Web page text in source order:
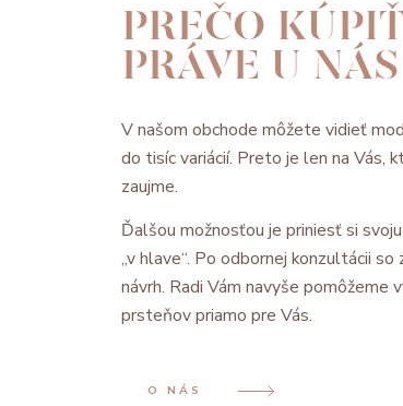
PREČO
PRÁVE U NÁS
V našom obchode môžete vidieť
do tisíc variácií. Preto je len na Vás,
zaujme.
Ďalšou možnosťou je priniesť si
„v hlave“. Po odbornej konzultácii
návrh. Radi Vám navyše pomôžeme
prsteňov priamo pre Vás.
O NÁS